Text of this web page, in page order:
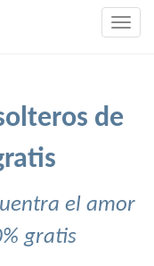
de
el amor
gratis